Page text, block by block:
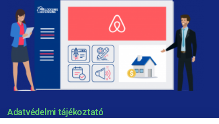
Adatvédelmi tájékoztató